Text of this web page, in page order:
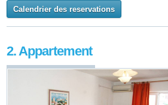
Calendrier des reservations
2. Appartement